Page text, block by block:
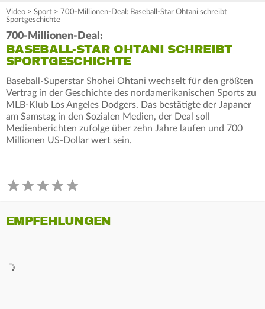
Video > Sport > 700-Millionen-Deal: Baseball-Star Ohtani schreibt
Sportgeschichte
700-Millionen-Deal:
BASEBALL-STAR OHTANI SCHREIBT
SPORTGESCHICHTE
Baseball-Superstar Shohei Ohtani wechselt für den größten
Vertrag in der Geschichte des nordamerikanischen Sports zu
MLB-Klub Los Angeles Dodgers. Das bestätigte der Japaner
am Samstag in den Sozialen Medien, der Deal soll
Medienberichten zufolge über zehn Jahre laufen und 700
Millionen US-Dollar wert sein.
EMPFEHLUNGEN